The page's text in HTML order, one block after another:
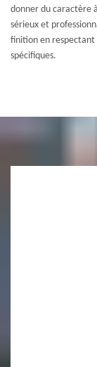
donner du caractère
sérieux et
finition en respectant
spécifiques.